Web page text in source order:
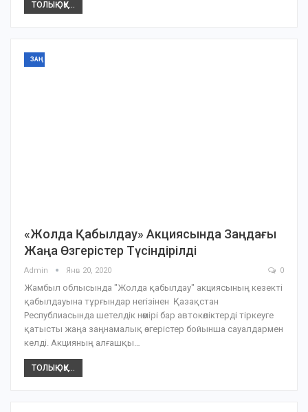
ТОЛЫҚ ОҚУ...
ЗАҢ
«Жолда Қабылдау» Акциясында Заңдағы
Жаңа Өзгерістер Түсіндірілді
Admin Янв 20, 2020 0
Жамбыл облысында "Жолда қабылдау" акциясының кезекті
қабылдауына тұрғындар негізінен Қазақстан
Республиасында шетелдік нөмірі бар автокөліктерді тіркеуге
қатысты жаңа заңнамалық өзгерістер бойынша сауалдармен
келді. Акцияның алғашқы…
ТОЛЫҚ ОҚУ...